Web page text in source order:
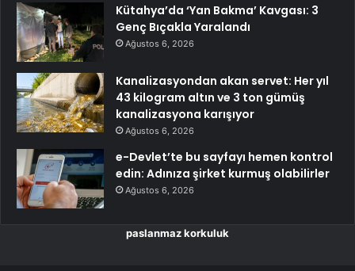
Kütahya’da ‘Yan Bakma’ Kavgası: 3
Genç Bıçakla Yaralandı
Ağustos 6, 2026
Kanalizasyondan akan servet: Her yıl
43 kilogram altın ve 3 ton gümüş
kanalizasyona karışıyor
Ağustos 6, 2026
e-Devlet’te bu sayfayı hemen kontrol
edin: Adınıza şirket kurmuş olabilirler
Ağustos 6, 2026
paslanmaz korkuluk